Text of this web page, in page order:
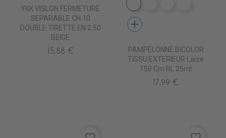
YKK VISLON FERMETURE
SEPARABLE CH 10
DOUBLE TIRETTE EN 2.50
BEIGE
15,88 €
DE1009 CIGALE
add
PAMPELONNE BICOLOR
TISSU EXTERIEUR Laize
150 Cm RL 25ml
17,99 €